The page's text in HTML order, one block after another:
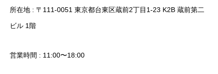
所在地 : 〒111-0051 東京都台東区蔵前2丁目1-23 K2B 蔵前第二
ビル 1階
営業時間 : 11:00〜18:00